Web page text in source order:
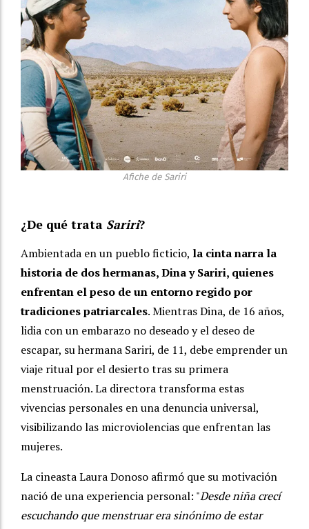
Afiche de Sariri
¿De qué trata Sariri?
Ambientada en un pueblo ficticio, la cinta narra la
historia de dos hermanas, Dina y Sariri, quienes
enfrentan el peso de un entorno regido por
tradiciones patriarcales. Mientras Dina, de 16 años,
lidia con un embarazo no deseado y el deseo de
escapar, su hermana Sariri, de 11, debe emprender un
viaje ritual por el desierto tras su primera
menstruación. La directora transforma estas
vivencias personales en una denuncia universal,
visibilizando las microviolencias que enfrentan las
mujeres.
La cineasta Laura Donoso afirmó que su motivación
nació de una experiencia personal: "Desde niña crecí
escuchando que menstruar era sinónimo de estar